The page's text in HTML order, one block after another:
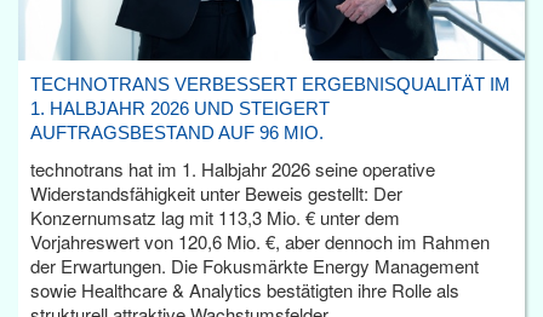
TECHNOTRANS VERBESSERT ERGEBNISQUALITÄT IM
1. HALBJAHR 2026 UND STEIGERT
AUFTRAGSBESTAND AUF 96 MIO.
technotrans hat im 1. Halbjahr 2026 seine operative
Widerstandsfähigkeit unter Beweis gestellt: Der
Konzernumsatz lag mit 113,3 Mio. € unter dem
Vorjahreswert von 120,6 Mio. €, aber dennoch im Rahmen
der Erwartungen. Die Fokusmärkte Energy Management
sowie Healthcare & Analytics bestätigten ihre Rolle als